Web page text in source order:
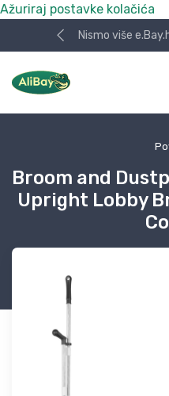
Ažuriraj postavke kolačića
Nismo više
Broom and
Upright Lobby